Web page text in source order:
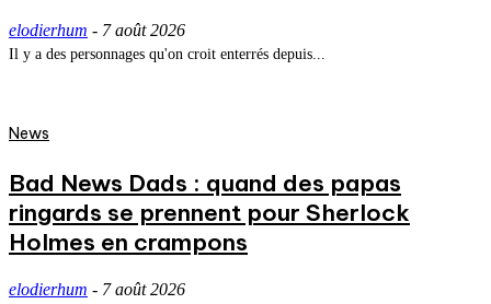
elodierhum - 7 août 2026
Il y a des personnages qu'on croit enterrés depuis...
News
Bad News Dads : quand des papas
ringards se prennent pour Sherlock
Holmes en crampons
elodierhum - 7 août 2026